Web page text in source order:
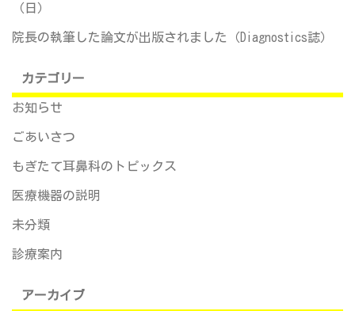
（日）
院長の執筆した論文が出版されました（Diagnostics誌）
カテゴリー
お知らせ
ごあいさつ
もぎたて耳鼻科のトピックス
医療機器の説明
未分類
診療案内
アーカイブ